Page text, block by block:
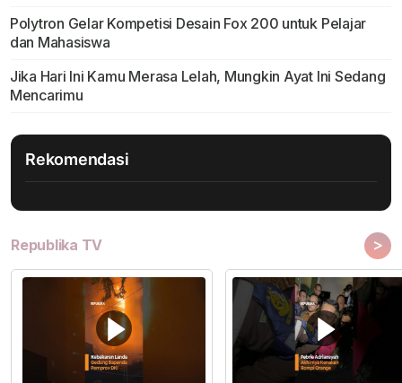
Polytron Gelar Kompetisi Desain Fox 200 untuk Pelajar
dan Mahasiswa
Jika Hari Ini Kamu Merasa Lelah, Mungkin Ayat Ini Sedang
Mencarimu
Rekomendasi
Republika TV >